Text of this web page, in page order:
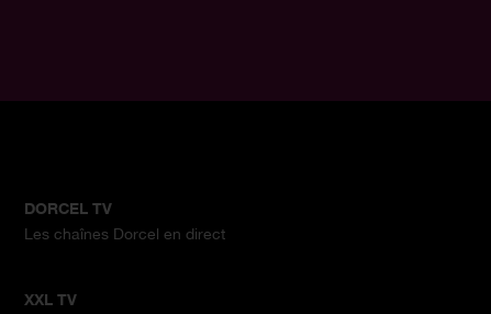
DORCEL TV
Les chaînes Dorcel en direct
XXL TV